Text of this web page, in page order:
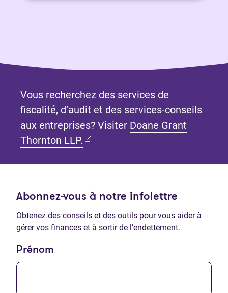
Vous recherchez des services de
fiscalité, d’audit et des services-conseils
aux entreprises? Visiter Doane Grant
Thornton LLP. (Ouvre dans un nouvel onglet)
Abonnez-vous à notre infolettre
Obtenez des conseils et des outils pour vous aider à
gérer vos finances et à sortir de l’endettement.
Prénom